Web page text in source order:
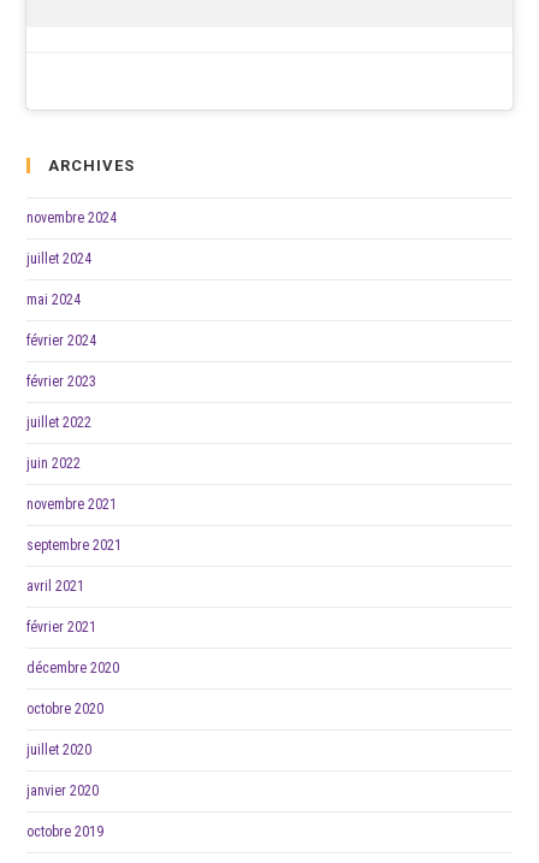
ARCHIVES
novembre 2024
juillet 2024
mai 2024
février 2024
février 2023
juillet 2022
juin 2022
novembre 2021
septembre 2021
avril 2021
février 2021
décembre 2020
octobre 2020
juillet 2020
janvier 2020
octobre 2019